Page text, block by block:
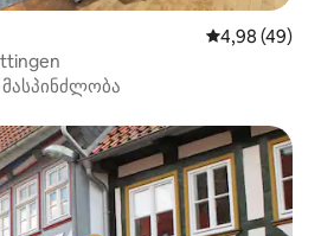
საშუალო
4,98 (49)
მასპინძლობა